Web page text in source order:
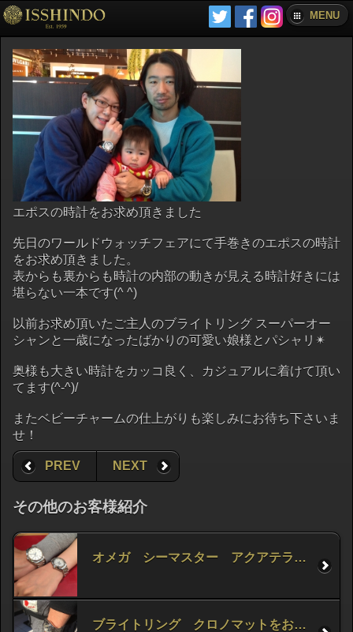
MENU
エポスの時計をお求め頂きました
先日のワールドウォッチフェアにて手巻きのエポスの時計
をお求め頂きました。
表からも裏からも時計の内部の動きが見える時計好きには
堪らない一本です(^ ^)
以前お求め頂いたご主人のブライトリング スーパーオー
シャンと一歳になったばかりの可愛い娘様とパシャリ✴︎
奥様も大きい時計をカッコ良く、カジュアルに着けて頂い
てます(^-^)/
またベビーチャームの仕上がりも楽しみにお待ち下さいま
せ！
PREV NEXT
その他のお客様紹介
オメガ シーマスター アクアテラをお求め頂きました！
ブライトリング クロノマットをお求め頂きました！